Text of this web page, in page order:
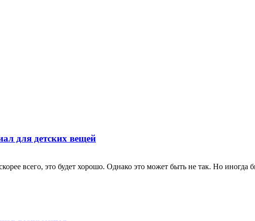
для детских вещей
всего, это будет хорошо. Однако это может быть не так. Но иногда